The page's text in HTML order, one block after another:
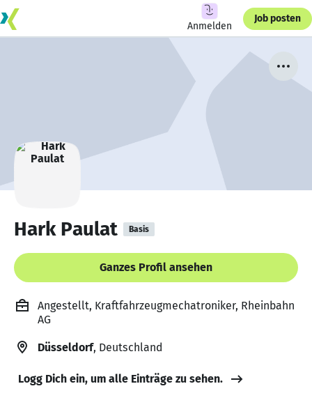
Anmelden
Job posten
Hark Paulat Basis
Ganzes Profil ansehen
Angestellt, Kraftfahrzeugmechatroniker, Rheinbahn
AG
Düsseldorf, Deutschland
Logg Dich ein, um alle Einträge zu sehen.